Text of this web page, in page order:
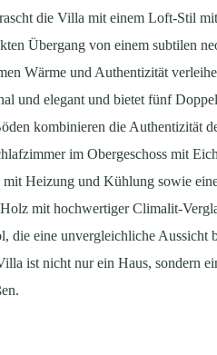
die Villa mit einem Loft-Stil
Übergang von einem subtilen
Wärme und Authentizität
elegant und bietet fünf
kombinieren die Authentizität
im Obergeschoss mit
Heizung und Kühlung sowie
mit hochwertiger Climalit-
die eine unvergleichliche
ist nicht nur ein Haus, sondern